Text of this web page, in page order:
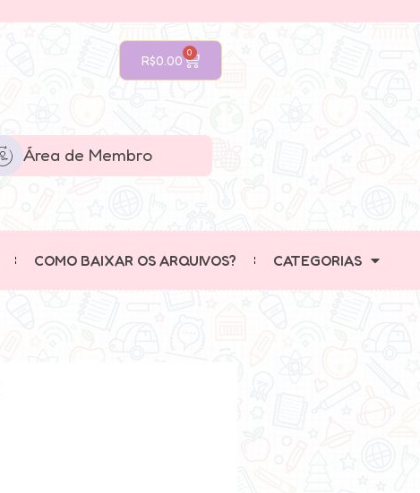
R$0.00 0
Área de Membro
COMO BAIXAR OS ARQUIVOS? CATEGORIAS